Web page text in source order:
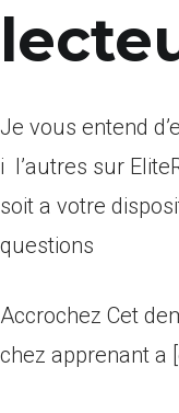
Je vous entend
i l’autres sur
soit a votre
questions
Accrochez Cet
chez apprenant a